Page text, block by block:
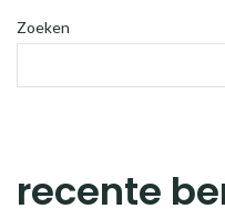
Zoeken
recente